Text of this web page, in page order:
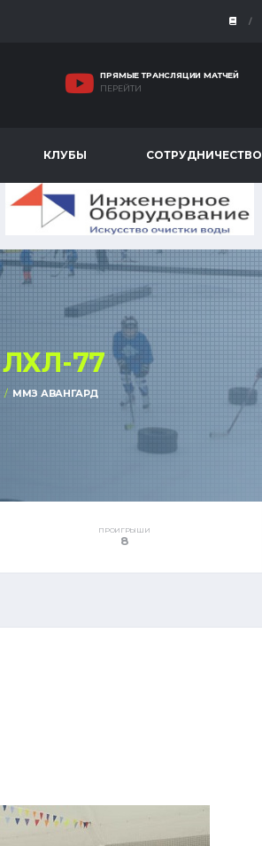
ПРЯМЫЕ ТРАНСЛЯЦИИ МАТЧЕЙ
ПЕРЕЙТИ
КЛУБЫ СОТРУДНИЧЕСТВО
ЛХЛ-77
ММЗ АВАНГАРД
ПРОИГРЫШИ
8